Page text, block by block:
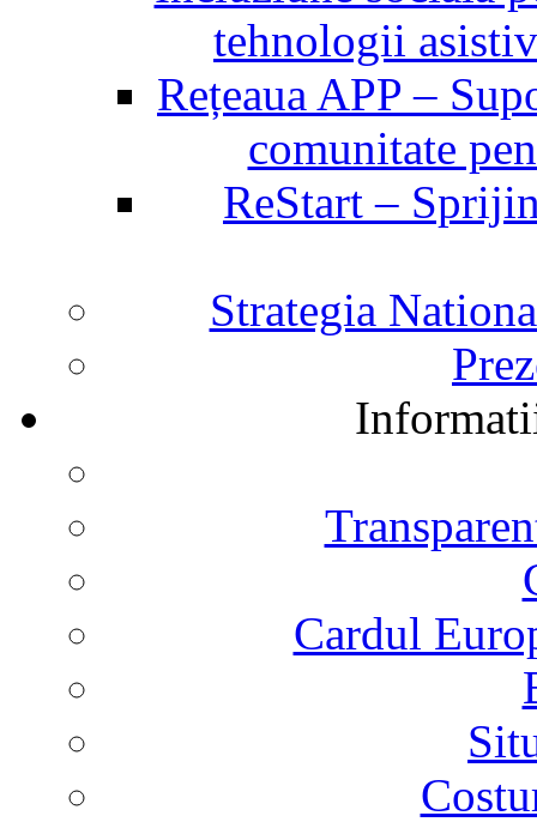
tehnologii
Rețeaua APP –
comunitate
ReStart –
Strategia
Cardul